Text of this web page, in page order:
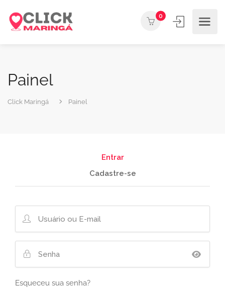
0
Painel
Click Maringá Painel
Entrar
Cadastre-se
Esqueceu sua senha?